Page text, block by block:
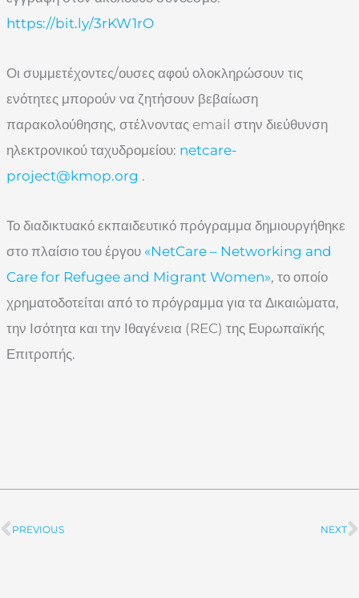
https://bit.ly/3rKW1rO
Οι συμμετέχοντες/ουσες αφού ολοκληρώσουν τις
ενότητες μπορούν να ζητήσουν βεβαίωση
παρακολούθησης, στέλνοντας email στην διεύθυνση
ηλεκτρονικού ταχυδρομείου: netcare-
project@kmop.org .
Το διαδικτυακό εκπαιδευτικό πρόγραμμα δημιουργήθηκε
στο πλαίσιο του έργου «NetCare – Networking and
Care for Refugee and Migrant Women», το οποίο
χρηματοδοτείται από το πρόγραμμα για τα Δικαιώματα,
την Ισότητα και την Ιθαγένεια (REC) της Ευρωπαϊκής
Επιτροπής.
Prev
PREVIOUS NEXT